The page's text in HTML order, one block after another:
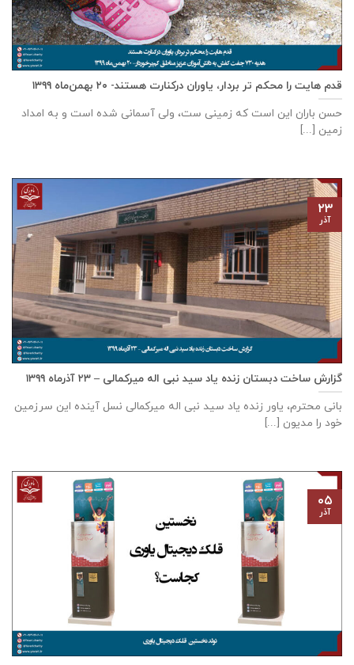
قدم هایت را محکم تر بردار، یاوران درکنارت هستند- ۲۰ بهمن‌ماه ۱۳۹۹
حسن باران این است که زمینی ست، ولی آسمانی شده است و به امداد
زمین [...]
گزارش ساخت دبستان زنده ياد سيد نبی اله ميركمالی – ۲۳ آذر‌ماه ۱۳۹۹
بانی محترم، یاور زنده ياد سيد نبی اله ميركمالی نسل آینده این سرزمین
خود را مدیون [...]
۲۳
آذر
۰۵
آذر